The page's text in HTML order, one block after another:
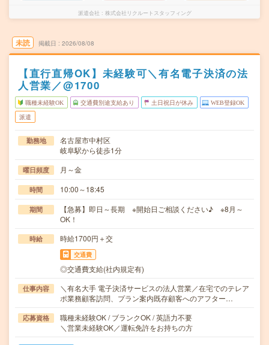
派遣会社 株式会社リクルートスタッフィング
未読 掲載日 2026/08/08
【直行直帰OK】未経験可＼有名電子決済の法
人営業／@1700
職種未経験OK 交通費別途支給あり 土日祝日が休み WEB登録OK
派遣
勤務地
名古屋市中村区
岐阜駅から徒歩1分
曜日頻度 月～金
時間 10:00～18:45
期間
【急募】即日～長期 ※開始日ご相談ください♪ ※8月～
OK！
時給 時給1700円＋交
交通費
◎交通費支給(社内規定有)
仕事内容
＼有名大手 電子決済サービスの法人営業／在宅でのテレア
ポ業務顧客訪問、プラン案内既存顧客へのアフター…
応募資格
職種未経験OK / ブランクOK / 英語力不要
＼営業未経験OK／運転免許をお持ちの方